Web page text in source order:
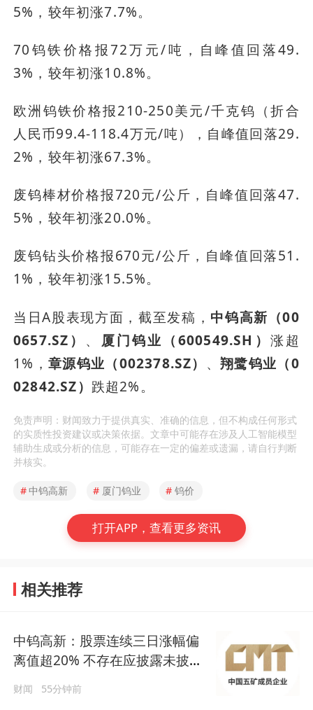
5%，较年初涨7.7%。
70钨铁价格报72万元/吨，自峰值回落49.
3%，较年初涨10.8%。
欧洲钨铁价格报210-250美元/千克钨（折合
人民币99.4-118.4万元/吨），自峰值回落29.
2%，较年初涨67.3%。
废钨棒材价格报720元/公斤，自峰值回落47.
5%，较年初涨20.0%。
废钨钻头价格报670元/公斤，自峰值回落51.
1%，较年初涨15.5%。
当日A股表现方面，截至发稿， 中钨高新（00
0657.SZ） 、 厦门钨业（600549.SH） 涨超
1%， 章源钨业（002378.SZ） 、翔鹭钨业（0
02842.SZ） 跌超2%。
免责声明：财闻致力于提供真实、准确的信息，但不构成任何形式
的实质性投资建议或决策依据。文章中可能存在涉及人工智能模型
辅助生成或分析的信息，可能存在一定的偏差或遗漏，请自行判断
并核实。
#中钨高新 # 厦门钨业 # 钨价
打开APP，查看更多资讯
相关推荐
中钨高新：股票连续三日涨幅偏
离值超20% 不存在应披露未披露
财闻 55分钟前